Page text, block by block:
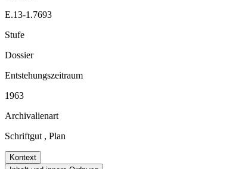
E.13-1.7693
Stufe
Dossier
Entstehungszeitraum
1963
Archivalienart
Schriftgut , Plan
Kontext